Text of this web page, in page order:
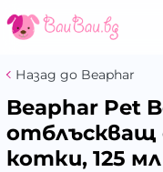
Назад до Beaphar
Beaphar Pet
отблъскващ
котки, 125 мл